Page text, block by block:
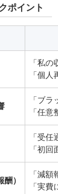
ポイント
「私
「個
「ブ
「任
「受
「初
）
「減
「実